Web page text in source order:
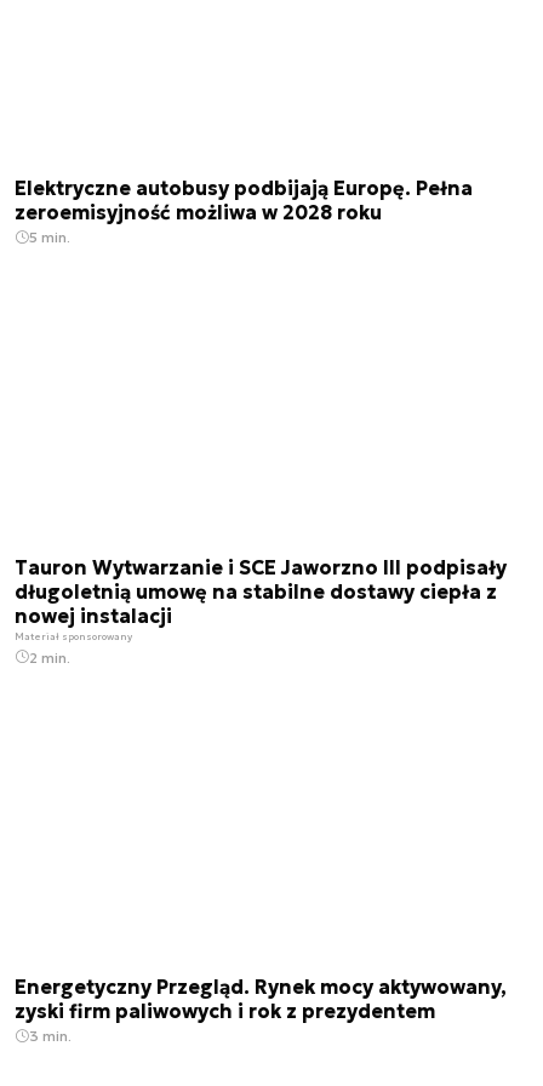
Elektryczne autobusy podbijają Europę. Pełna
zeroemisyjność możliwa w 2028 roku
5 min.
Tauron Wytwarzanie i SCE Jaworzno III podpisały
długoletnią umowę na stabilne dostawy ciepła z
nowej instalacji
Materiał sponsorowany
2 min.
Energetyczny Przegląd. Rynek mocy aktywowany,
zyski firm paliwowych i rok z prezydentem
3 min.